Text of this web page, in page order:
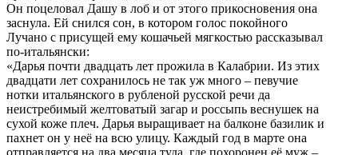
Он поцеловал Дашу в лоб и от этого прикосновения она
заснула. Ей снился сон, в котором голос покойного
Лучано с присущей ему кошачьей мягкостью рассказывал
по-итальянски:
«Дарья почти двадцать лет прожила в Калабрии. Из этих
двадцати лет сохранилось не так уж много – певучие
нотки итальянского в рубленой русской речи да
неистребимый желтоватый загар и россыпь веснушек на
сухой коже плеч. Дарья выращивает на балконе базилик и
пахнет он у неё на всю улицу. Каждый год в марте она
отправляется на два месяца туда, где похоронен её муж –